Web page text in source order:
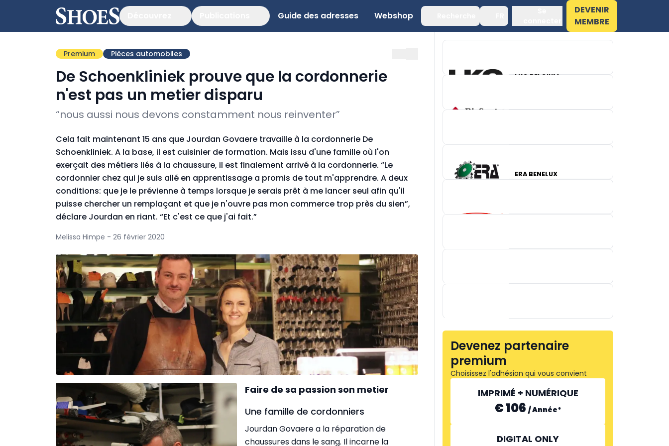
Guide des adresses Webshop
DEVENIR
MEMBRE
Premium Pièces automobiles
De Schoenkliniek prouve que la cordonnerie
n'est pas un metier disparu
“nous aussi nous devons constamment nous reinventer”
Cela fait maintenant 15 ans que Jourdan Govaere travaille à la cordonnerie De
Schoenkliniek. A la base, il est cuisinier de formation. Mais issu d'une famille où l'on
exerçait des métiers liés à la chaussure, il est finalement arrivé à la cordonnerie. “Le
cordonnier chez qui je suis allé en apprentissage a promis de tout m'apprendre. A deux
conditions: que je le prévienne à temps lorsque je serais prêt à me lancer seul afin qu'il
puisse chercher un remplaçant et que je n'ouvre pas mon commerce trop près du sien”,
déclare Jourdan en riant. “Et c'est ce que j'ai fait.”
Melissa Himpe - 26 février 2020
Faire de sa passion son metier
Une famille de cordonniers
Jourdan Govaere a la réparation de
chaussures dans le sang. Il incarne la
LKQ BELGIUM
NATURPIE
ERA BENELUX
WALDLAUFER
Devenez partenaire
premium
Choisissez l'adhésion qui vous convient
IMPRIMÉ + NUMÉRIQUE
€ 106 /Année*
DIGITAL ONLY